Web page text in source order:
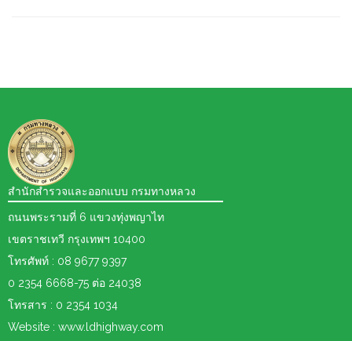
สำนักสำรวจและออกแบบ กรมทางหลวง
ถนนพระรามที่ 6 แขวงทุ่งพญาไท
เขตราชเทวี กรุงเทพฯ 10400
โทรศัพท์ : 08 9677 9397
0 2354 6668-75 ต่อ 24038
โทรสาร : 0 2354 1034
Website : www.ldhighway.com